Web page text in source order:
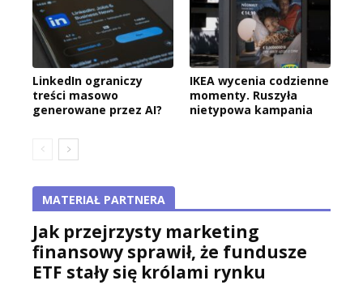
LinkedIn ograniczy
treści masowo
generowane przez AI?
IKEA wycenia codzienne
momenty. Ruszyła
nietypowa kampania
MATERIAŁ PARTNERA
Jak przejrzysty marketing
finansowy sprawił, że fundusze
ETF stały się królami rynku